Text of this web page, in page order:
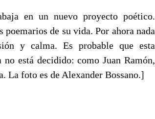
en un nuevo proyecto poético.
poemarios de su vida. Por ahora nada
y calma. Es probable que esta
está decidido: como Juan Ramón,
La foto es de Alexander Bossano.]